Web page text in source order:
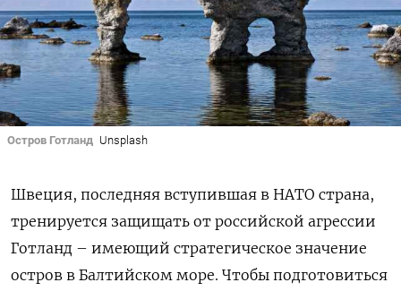
Остров Готланд Unsplash
Швеция, последняя вступившая в НАТО страна,
тренируется защищать от российской агрессии
Готланд – имеющий стратегическое значение
остров в Балтийском море. Чтобы подготовиться